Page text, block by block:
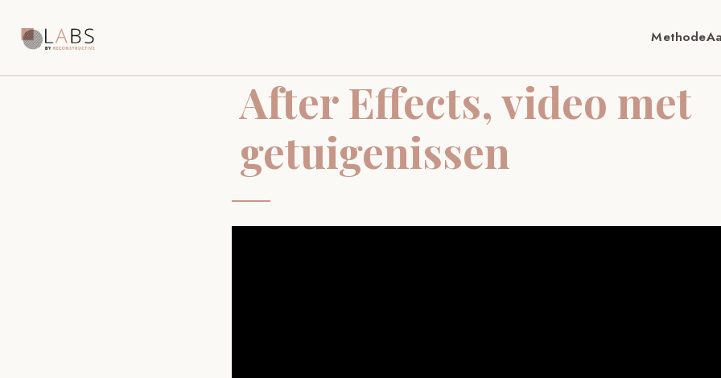
Methode
After Effects, video met
getuigenissen